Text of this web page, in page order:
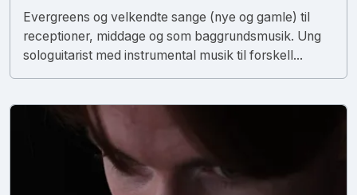
Evergreens og velkendte sange (nye og gamle) til
receptioner, middage og som baggrundsmusik. Ung
sologuitarist med instrumental musik til forskell...